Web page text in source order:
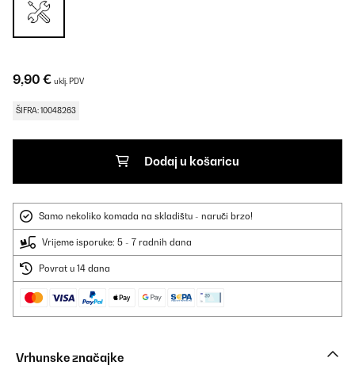
9,90 € uklj. PDV
ŠIFRA: 10048263
Dodaj u košaricu
Samo nekoliko komada na skladištu - naruči brzo!
Vrijeme isporuke: 5 - 7 radnih dana
Povrat u 14 dana
Vrhunske značajke